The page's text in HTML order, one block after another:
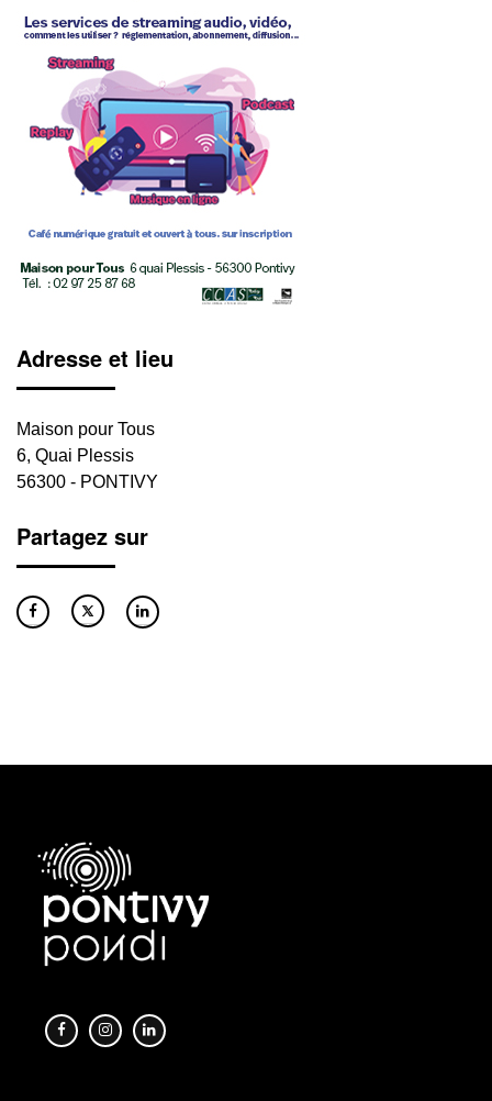
Adresse et lieu
Maison pour Tous
6, Quai Plessis
56300 - PONTIVY
Partagez sur